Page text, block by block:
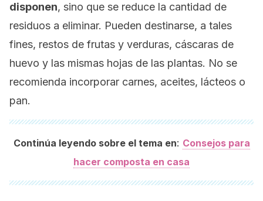
disponen, sino que se reduce la cantidad de
residuos a eliminar. Pueden destinarse, a tales
fines, restos de frutas y verduras, cáscaras de
huevo y las mismas hojas de las plantas. No se
recomienda incorporar carnes, aceites, lácteos o
pan.
Continúa leyendo sobre el tema en: Consejos para
hacer composta en casa